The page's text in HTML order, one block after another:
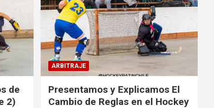
de
2)
ARBITRAJE
Presentamos y Explicamos El
Cambio de Reglas en el Hockey